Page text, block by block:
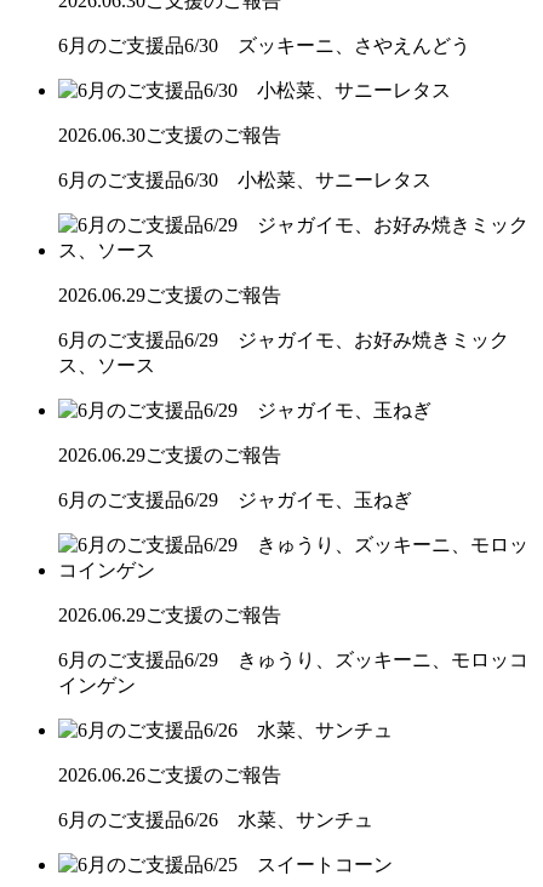
6月のご支援品6/30 ズッキーニ、さやえんどう
2026.06.30ご支援のご報告
6月のご支援品6/30 小松菜、サニーレタス
2026.06.29ご支援のご報告
6月のご支援品6/29 ジャガイモ、お好み焼きミック
ス、ソース
2026.06.29ご支援のご報告
6月のご支援品6/29 ジャガイモ、玉ねぎ
2026.06.29ご支援のご報告
6月のご支援品6/29 きゅうり、ズッキーニ、モロッコ
インゲン
2026.06.26ご支援のご報告
6月のご支援品6/26 水菜、サンチュ